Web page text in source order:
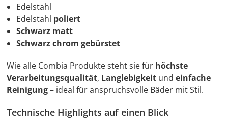
Edelstahl
Edelstahl poliert
Schwarz matt
Schwarz chrom gebürstet
Wie alle Combia Produkte steht sie für höchste
Verarbeitungsqualität, Langlebigkeit und einfache
Reinigung– ideal für anspruchsvolle Bäder mit Stil.
Technische Highlights auf einen Blick